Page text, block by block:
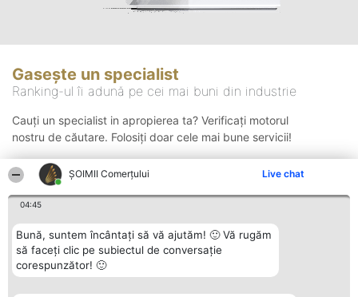
ȘOIMII Comerțului Live chat
04:45
Bună, suntem încântați să vă ajutăm! 🙂 Vă rugăm
să faceți clic pe subiectul de conversație
corespunzător! 🙂
Gasește un specialist
Ranking-ul îi adună pe cei mai buni din industrie
Cauți un specialist in apropierea ta? Verificați motorul
nostru de căutare. Folosiți doar cele mai bune servicii!